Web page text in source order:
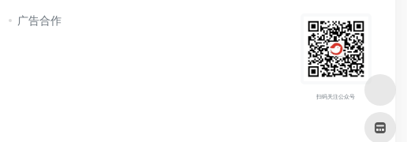
广告合作
扫码关注公众号